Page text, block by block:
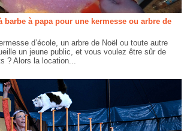
barbe à papa pour une kermesse ou arbre de
d’école, un arbre de Noël ou toute autre
un jeune public, et vous voulez être sûr de
? Alors la location...